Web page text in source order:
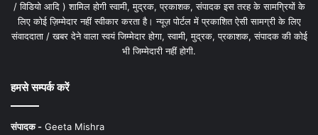
/ विडियो आदि ) शामिल होगी स्वामी, मुद्रक, प्रकाशक, संपादक इस तरह के सामग्रियों के
लिए कोई ज़िम्मेदार नहीं स्वीकार करता है। न्यूज़ पोर्टल में प्रकाशित ऐसी सामग्री के लिए
संवाददाता / खबर देने वाला स्वयं जिम्मेदार होगा, स्वामी, मुद्रक, प्रकाशक, संपादक की कोई
भी जिम्मेदारी नहीं होगी.
हमसे सम्पर्क करें
संपादक - Geeta Mishra